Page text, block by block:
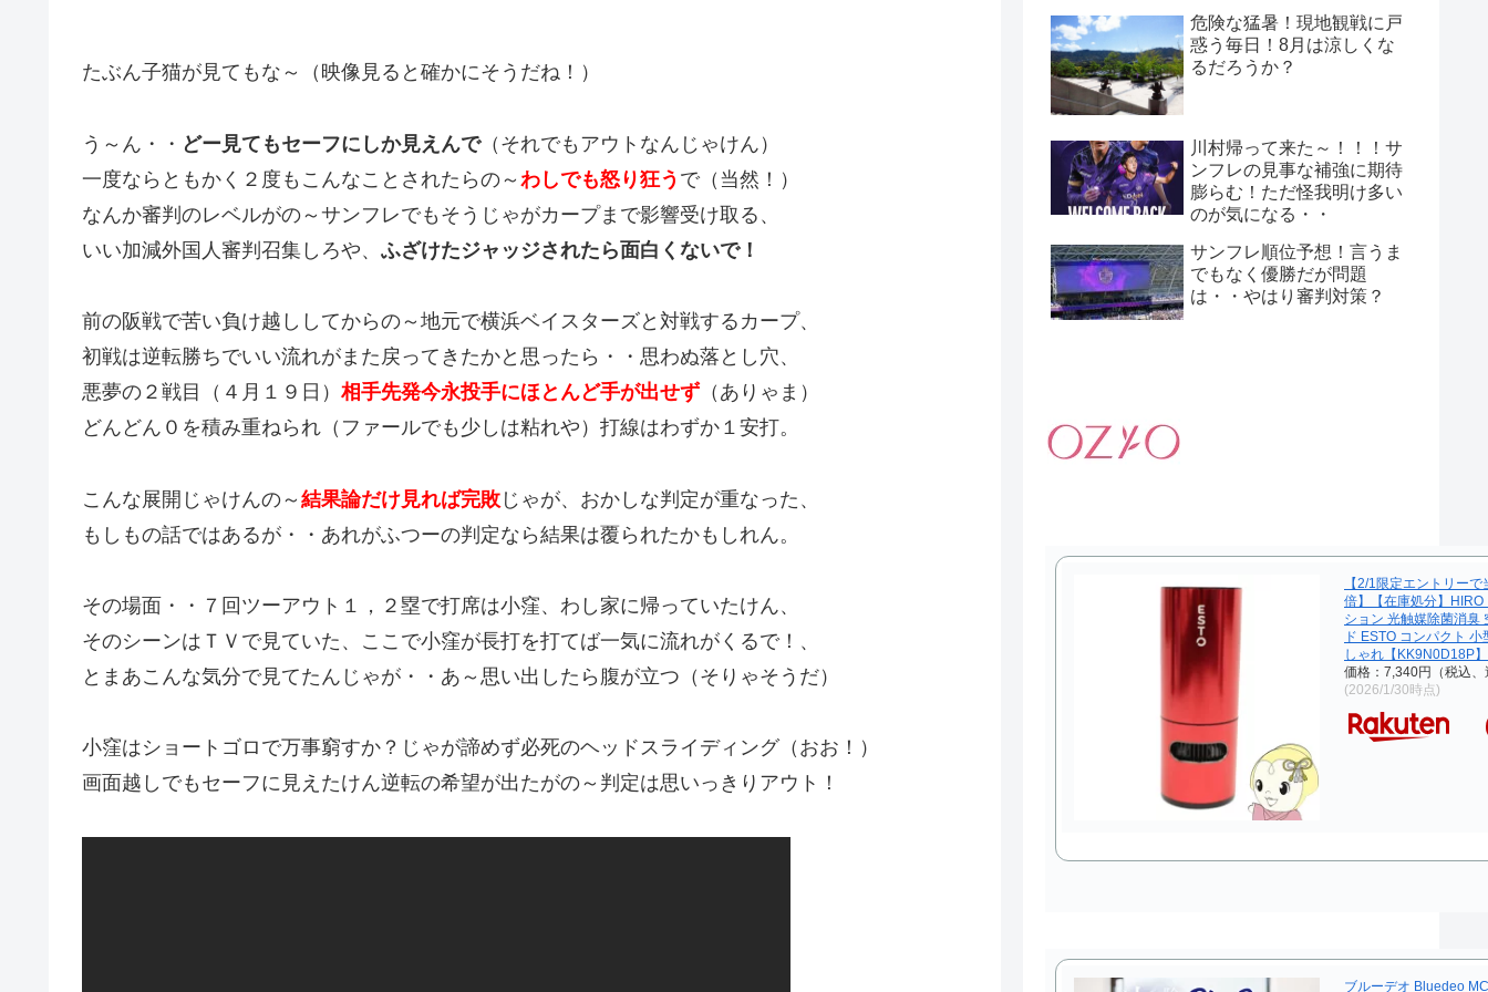
たぶん子猫が見てもな～（映像見ると確かにそうだね！）
う～ん・・ どー見てもセーフにしか見えんで（それでもアウトなんじゃけん）
一度ならともかく２度もこんなことされたらの～ わしでも怒り狂う で（当然！）
なんか審判のレベルがの～サンフレでもそうじゃがカープまで影響受け取る、
いい加減外国人審判召集しろや、 ふざけたジャッジされたら面白くないで！
前の阪戦で苦い負け越ししてからの～地元で横浜ベイスターズと対戦するカープ、
初戦は逆転勝ちでいい流れがまた戻ってきたかと思ったら・・思わぬ落とし穴、
悪夢の２戦目（４月１９日） 相手先発今永投手にほとんど手が出せず （ありゃま）
どんどん０を積み重ねられ（ファールでも少しは粘れや）打線はわずか１安打。
こんな展開じゃけんの～ 結果論だけ見れば完敗 じゃが、おかしな判定が重なった、
もしもの話ではあるが・・あれがふつーの判定なら結果は覆られたかもしれん。
その場面・・７回ツーアウト１，２塁で打席は小窪、わし家に帰っていたけん、
そのシーンはＴＶで見ていた、ここで小窪が長打を打てば一気に流れがくるで！、
とまあこんな気分で見てたんじゃが・・あ～思い出したら腹が立つ（そりゃそうだ）
小窪はショートゴロで万事窮すか？じゃが諦めず必死のヘッドスライディング（おお！）
画面越しでもセーフに見えたけん逆転の希望が出たがの～判定は思いっきりアウト！
危険な猛暑！現地観戦に戸
惑う毎日！8月は涼しくな
るだろうか？
川村帰って来た～！！！サ
ンフレの見事な補強に期待
膨らむ！ただ怪我明け多い
のが気になる・・
サンフレ順位予想！言うま
でもなく優勝だが問題
は・・やはり審判対策？
【2/1限定エントリー
倍】【在庫処分】HIRO
ション 光触媒除菌消臭
ド ESTO コンパクト
しゃれ【KK9N0D18P】
価格：7,340円（税込、
(2026/1/30時点)
ブルーデオ Bluedeo